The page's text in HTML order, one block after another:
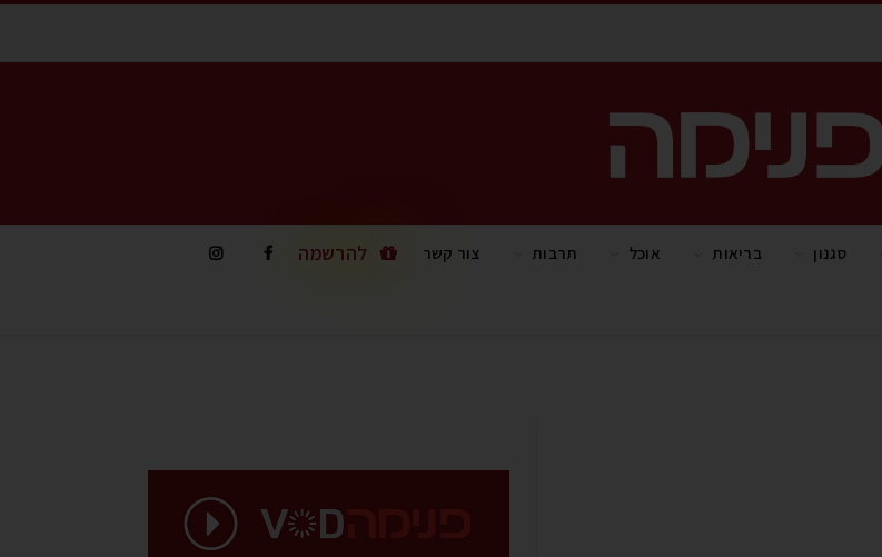
סגנון בריאות אוכל תרבות צור קשר להרשמה